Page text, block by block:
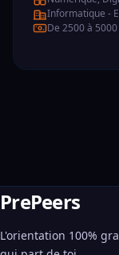
Informatique -
De 2500 à
PrePeers
L'orientation 100%